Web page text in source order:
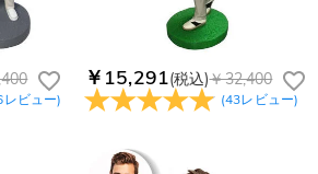
をご確認後、注文内容に間違いでもありま
マーサポート【Eメール：
】までご連絡ください。ご連絡頂く時に注
さい。
ールが届きません。
ルが届いていない場合、次の可能性が考え
メールフォルダに移動されている。解決
ルダに届いているDrawelryからのメールを
ように、迷惑メールフィルターの設定を変
りますか？
レビュー)
￥15,291(税込)￥32,400
(43レビュー)